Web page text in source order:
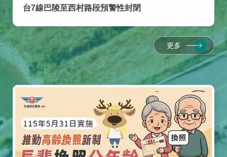
台7線巴陵至西村路段預警性封閉
更多